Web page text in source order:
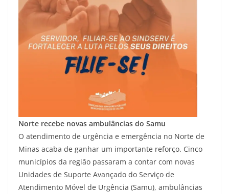
Norte recebe novas ambulâncias do Samu
O atendimento de urgência e emergência no Norte de
Minas acaba de ganhar um importante reforço. Cinco
municípios da região passaram a contar com novas
Unidades de Suporte Avançado do Serviço de
Atendimento Móvel de Urgência (Samu), ambulâncias